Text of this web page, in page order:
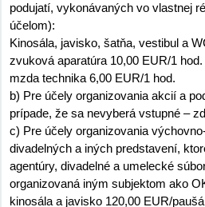
podujatí, vykonávaných vo vlastnej
účelom):
Kinosála, javisko, šatňa, vestibul a
zvuková aparatúra 10,00 EUR/1 hod.
mzda technika 6,00 EUR/1 hod.
b) Pre účely organizovania akcií a
prípade, že sa nevyberá vstupné –
c) Pre účely organizovania
divadelných a iných predstavení,
agentúry, divadelné a umelecké
organizovaná iným subjektom ako
kinosála a javisko 120,00 EUR/